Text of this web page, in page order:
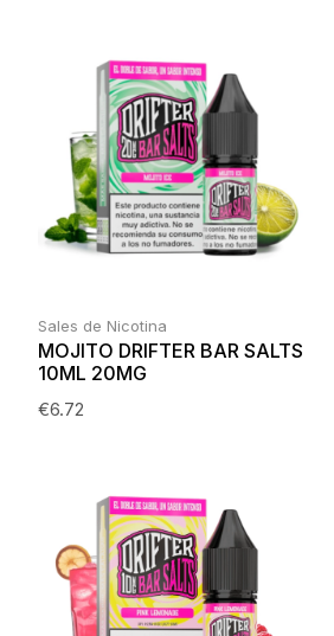
Sales de Nicotina
MOJITO DRIFTER BAR SALTS
10ML 20MG
€6.72